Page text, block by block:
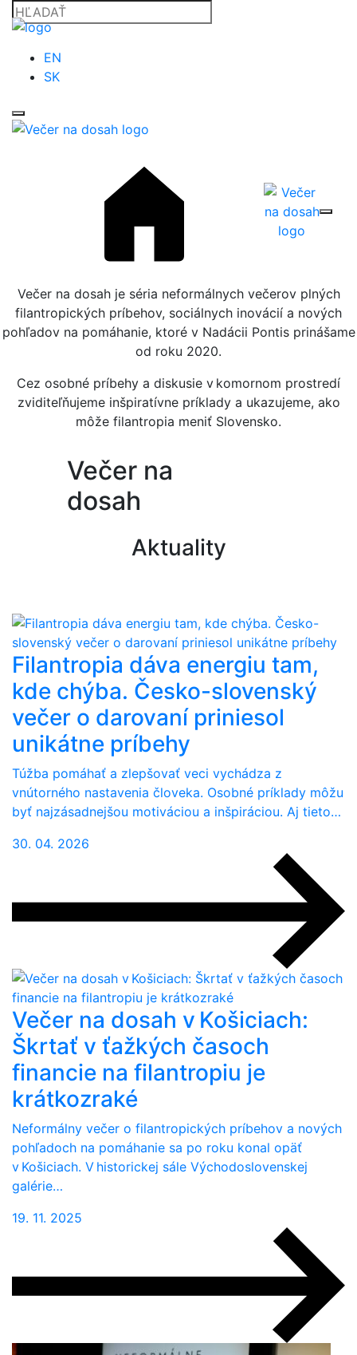
EN
SK
Večer na dosah je séria neformálnych večerov plných
filantropických príbehov, sociálnych inovácií a nových
pohľadov na pomáhanie, ktoré v Nadácii Pontis prinášame
od roku 2020.
Cez osobné príbehy a diskusie v komornom prostredí
zviditeľňujeme inšpiratívne príklady a ukazujeme, ako
môže filantropia meniť Slovensko.
Večer na
dosah
Aktuality
Filantropia dáva energiu tam,
kde chýba. Česko-slovenský
večer o darovaní priniesol
unikátne príbehy
Túžba pomáhať a zlepšovať veci vychádza z
vnútorného nastavenia človeka. Osobné príklady môžu
byť najzásadnejšou motiváciou a inšpiráciou. Aj tieto…
30. 04. 2026
Večer na dosah v Košiciach:
Škrtať v ťažkých časoch
financie na filantropiu je
krátkozraké
Neformálny večer o filantropických príbehov a nových
pohľadoch na pomáhanie sa po roku konal opäť
v Košiciach. V historickej sále Východoslovenskej
galérie…
19. 11. 2025